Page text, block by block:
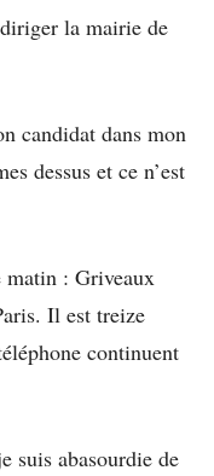
la mairie de
candidat dans mon
dessus et ce n’est
matin : Griveaux
Il est treize
continuent
suis abasourdie de